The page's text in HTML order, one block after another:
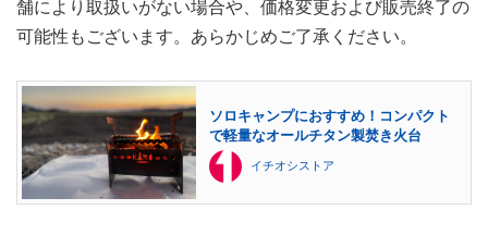
舗により取扱いがない場合や、価格変更および販売終了の
可能性もございます。あらかじめご了承ください。
ソロキャンプにおすすめ！コンパクト
で軽量なオールチタン製焚き火台
イチオシストア